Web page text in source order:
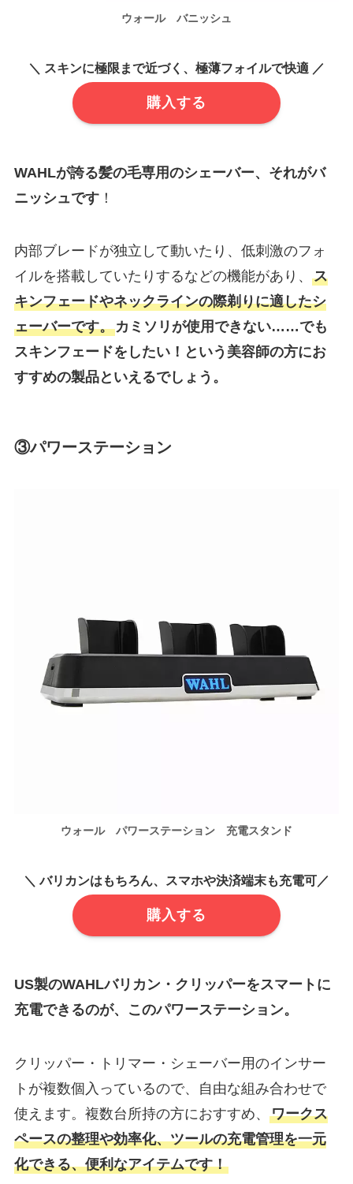
ウォール バニッシュ
＼ スキンに極限まで近づく、極薄フォイルで快適 ／
購入する
WAHLが誇る髪の毛専用のシェーバー、それがバ
ニッシュです！
内部ブレードが独立して動いたり、低刺激のフォ
イルを搭載していたりするなどの機能があり、 ス
キンフェードやネックラインの際剃りに適したシ
ェーバーです。カミソリが使用できない……でも
スキンフェードをしたい！という 美容師の方にお
すすめの製品といえるでしょう。
③パワーステーション
ウォール パワーステーション 充電スタンド
＼ バリカンはもちろん、スマホや決済端末も充電可／
購入する
US製のWAHLバリカン・クリッパーをスマートに
充電できるのが、このパワーステーション。
クリッパー・トリマー・シェーバー用のインサー
トが複数個入っているので、自由な組み合わせで
使えます。複数台所持の方におすすめ、 ワークス
ペースの整理や効率化、ツールの充電管理を一元
化できる、便利なアイテムです！